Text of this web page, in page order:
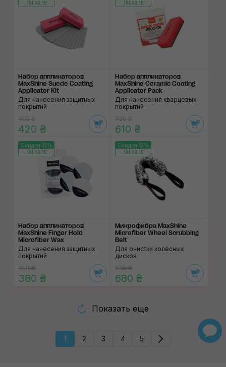
181:42:14
Набор аппликаторов
MaxShine Suede Coating
Applicator Kit
Для нанесения защитных
покрытий
495 ₴
420 ₴
181:42:14
Набор аппликаторов
MaxShine Ceramic Coating
Applicator Pack
Для нанесения кварцевых
покрытий
720 ₴
610 ₴
Скидка 15%
181:42:14
Набор аппликаторов
MaxShine Finger Hold
Microfiber Wax
Для нанесения защитных
покрытий
450 ₴
380 ₴
Скидка 15%
181:42:14
Микрофибра MaxShine
Microfiber Wheel Scrubbing
Belt
Для очистки колёсных
дисков
805 ₴
680 ₴
Показать еще
1 2 3 4 5